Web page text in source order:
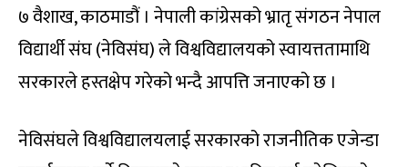
७ वैशाख, काठमाडौं । नेपाली कांग्रेसको भ्रातृ संगठन नेपाल
विद्यार्थी संघ (नेविसंघ) ले विश्वविद्यालयको स्वायत्ततामाथि
सरकारले हस्तक्षेप गरेको भन्दै आपत्ति जनाएको छ ।
नेविसंघले विश्वविद्यालयलाई सरकारको राजनीतिक एजेन्डा